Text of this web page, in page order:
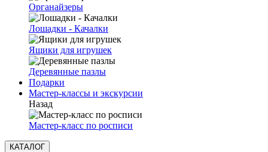
Органайзеры
Лошадки - Качалки
Ящики для игрушек
Деревянные пазлы
Подарки
Мастер-классы и экскурсии
Назад
Мастер-класс по росписи
КАТАЛОГ